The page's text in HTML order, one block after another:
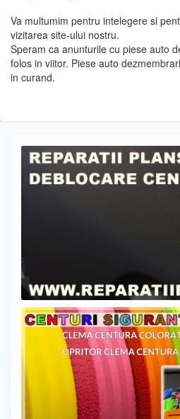
Va multumim pentru intelegere si
vizitarea site-ului nostru.
Speram ca anunturile cu piese auto
folos in viitor. Piese auto
in curand.